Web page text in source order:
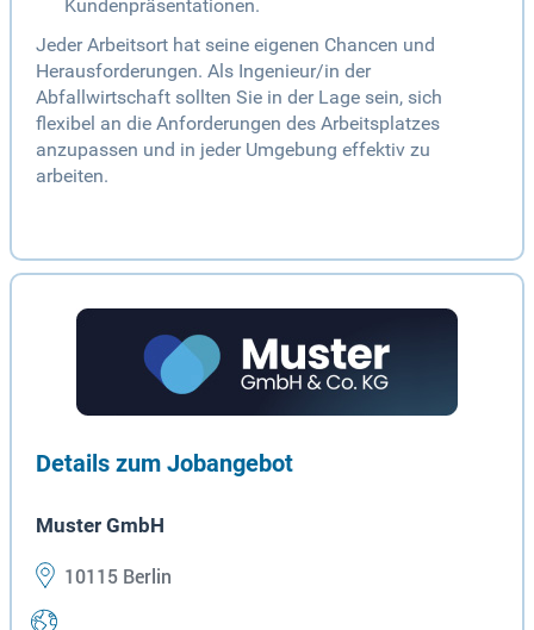
Kundenpräsentationen.
Jeder Arbeitsort hat seine eigenen Chancen und
Herausforderungen. Als Ingenieur/in der
Abfallwirtschaft sollten Sie in der Lage sein, sich
flexibel an die Anforderungen des Arbeitsplatzes
anzupassen und in jeder Umgebung effektiv zu
arbeiten.
Details zum Jobangebot
Muster GmbH
10115 Berlin